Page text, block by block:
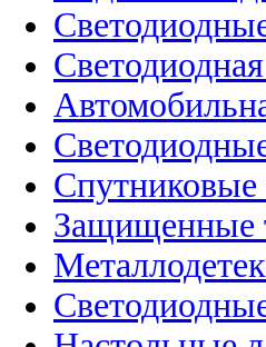
Защищенные